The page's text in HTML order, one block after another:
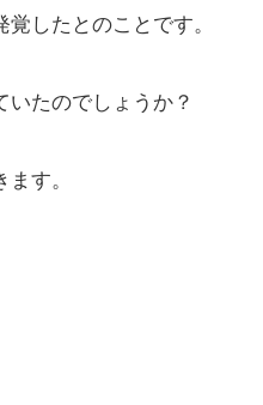
したとのことです。
いたのでしょうか？
す。